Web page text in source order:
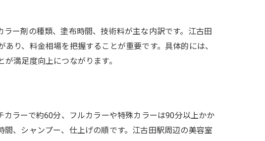
ー剤の種類、塗布時間、技術料が主な内訳です。江古田
り、料金相場を把握することが重要です。具体的には、
満足度向上につながります。
ラーで約60分、フルカラーや特殊カラーは90分以上かか
、シャンプー、仕上げの順です。江古田駅周辺の美容室